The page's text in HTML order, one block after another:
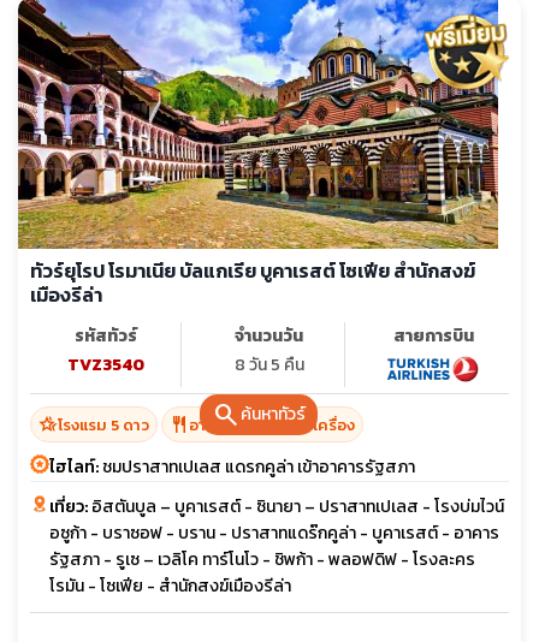
search ค้นหาทัวร์
ทัวร์ยุโรป โรมาเนีย บัลแกเรีย บูคาเรสต์ โซเฟีย สำนักสงฆ์
เมืองรีล่า
รหัสทัวร์
TVZ3540
จำนวนวัน
8 วัน 5 คืน
สายการบิน
hotel_classโรงแรม 5 ดาว restaurant อาหาร 16 มื้อ + บนเครื่อง
ไฮไลท์:ชมปราสาทเปเลส แดรกคูล่า เข้าอาคารรัฐสภา
เที่ยว:อิสตันบูล – บูคาเรสต์ - ซินายา – ปราสาทเปเลส - โรงบ่มไวน์
อซูก้า - บราซอฟ - บราน - ปราสาทแดร๊กคูล่า - บูคาเรสต์ - อาคาร
รัฐสภา - รูเซ – เวลิโค ทาร์โนโว - ชิพก้า - พลอฟดิฟ - โรงละคร
โรมัน - โซเฟีย - สำนักสงฆ์เมืองรีล่า